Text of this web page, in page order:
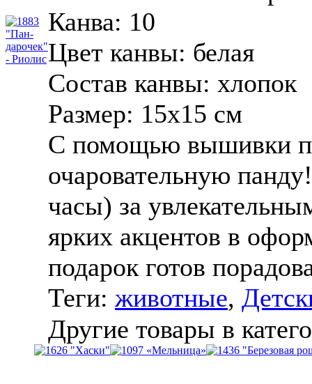
Канва: 10
Цвет канвы: белая
Состав канвы: хлопок
Размер: 15х15 см
С помощью вышивки
очаровательную
часы) за
ярких акцентов в
подарок готов
Теги: животные,
Другие товары в